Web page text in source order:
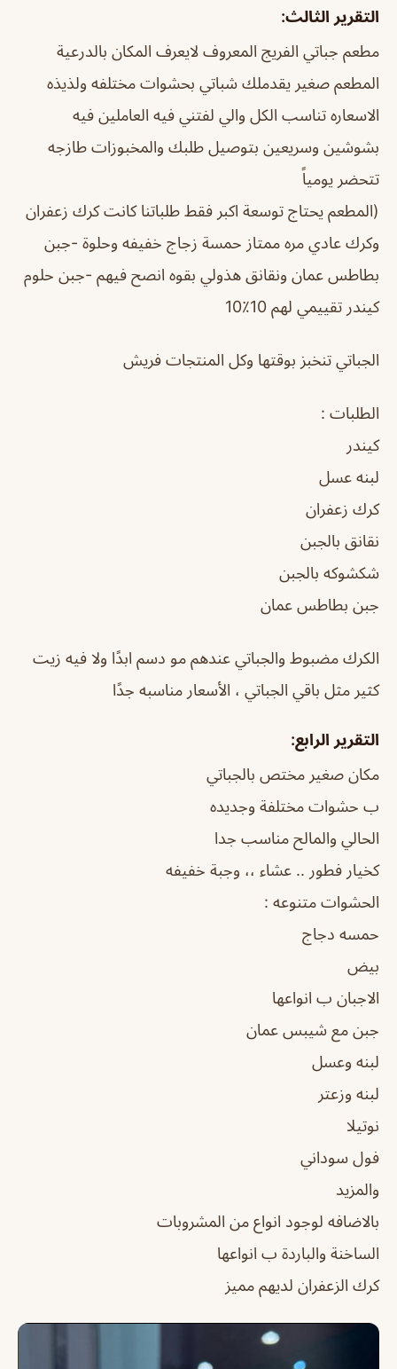
التقرير الثالث:
مطعم جباتي الفريج المعروف لايعرف المكان بالدرعية
المطعم صغير يقدملك شباتي بحشوات مختلفه ولذيذه
الاسعاره تناسب الكل والي لفتني فيه العاملين فيه
بشوشين وسريعين بتوصيل طلبك والمخبوزات طازجه
تتحضر يومياً
(المطعم يحتاج توسعة اكبر فقط طلباتنا كانت كرك زعفران
وكرك عادي مره ممتاز حمسة زجاج خفيفه وحلوة -جبن
بطاطس عمان ونقانق هذولي بقوه انصح فيهم -جبن حلوم
كيندر تقييمي لهم 10٪10
الجباتي تنخبز بوقتها وكل المنتجات فريش
الطلبات :
كيندر
لبنه عسل
كرك زعفران
نقانق بالجبن
شكشوكه بالجبن
جبن بطاطس عمان
الكرك مضبوط والجباتي عندهم مو دسم ابدًا ولا فيه زيت
كثير مثل باقي الجباتي ، الأسعار مناسبه جدًا
التقرير الرابع:
مكان صغير مختص بالجباتي
ب حشوات مختلفة وجديده
الحالي والمالح مناسب جدا
كخيار فطور .. عشاء ،، وجبة خفيفه
الحشوات متنوعه :
حمسه دجاج
بيض
الاجبان ب انواعها
جبن مع شيبس عمان
لبنه وعسل
لبنه وزعتر
نوتيلا
فول سوداني
والمزيد
بالاضافه لوجود انواع من المشروبات
الساخنة والباردة ب انواعها
كرك الزعفران لديهم مميز